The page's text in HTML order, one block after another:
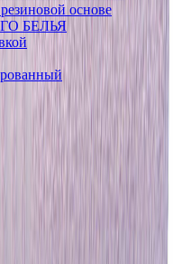
основе
БЕЛЬЯ